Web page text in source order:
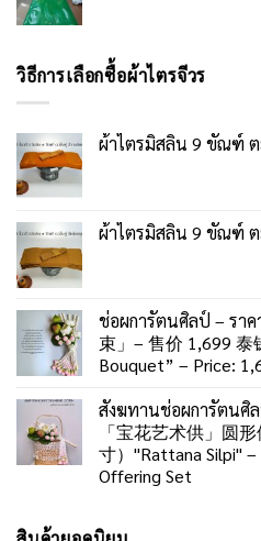
วิธีการเลือกซื้อผ้าไตรจีวร
ผ้าไตรมิสลิน 9 ขัณฑ์
ผ้าไตรมิสลิน 9 ขัณฑ์
ช่อผการัตนศิลป์ – รา
束」– 售价 1,699 泰
Bouquet” – Price:
สังฆทานช่อผการัตนศิ
「宝花艺术供」圆
寸）"Rattana Silpi"
Offering Set